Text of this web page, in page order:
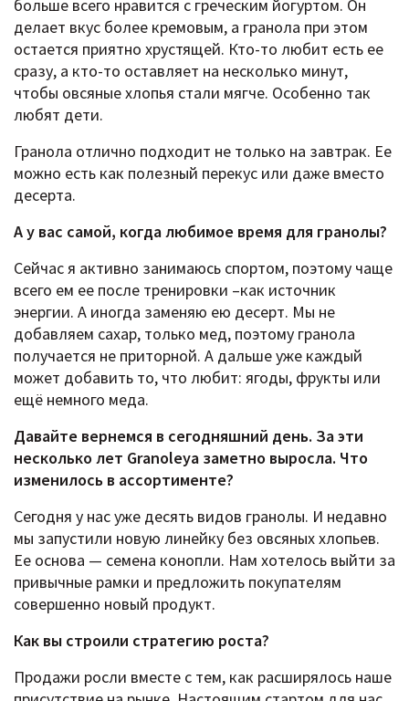
больше всего нравится с греческим йогуртом. Он
делает вкус более кремовым, а гранола при этом
остается приятно хрустящей. Кто-то любит есть ее
сразу, а кто-то оставляет на несколько минут,
чтобы овсяные хлопья стали мягче. Особенно так
любят дети.
Гранола отлично подходит не только на завтрак. Ее
можно есть как полезный перекус или даже вместо
десерта.
А у вас самой, когда любимое время для гранолы?
Сейчас я активно занимаюсь спортом, поэтому чаще
всего ем ее после тренировки –как источник
энергии. А иногда заменяю ею десерт. Мы не
добавляем сахар, только мед, поэтому гранола
получается не приторной. А дальше уже каждый
может добавить то, что любит: ягоды, фрукты или
ещё немного меда.
Давайте вернемся в сегодняшний день. За эти
несколько лет Granoleya заметно выросла. Что
изменилось в ассортименте?
Сегодня у нас уже десять видов гранолы. И недавно
мы запустили новую линейку без овсяных хлопьев.
Ее основа — семена конопли. Нам хотелось выйти за
привычные рамки и предложить покупателям
совершенно новый продукт.
Как вы строили стратегию роста?
Продажи росли вместе с тем, как расширялось наше